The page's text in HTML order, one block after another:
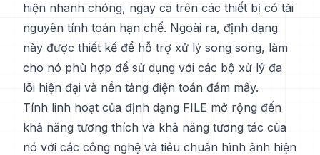
hiện nhanh chóng, ngay cả trên các thiết bị có tài
nguyên tính toán hạn chế. Ngoài ra, định dạng
này được thiết kế để hỗ trợ xử lý song song, làm
cho nó phù hợp để sử dụng với các bộ xử lý đa
lõi hiện đại và nền tảng điện toán đám mây.
Tính linh hoạt của định dạng FILE mở rộng đến
khả năng tương thích và khả năng tương tác của
nó với các công nghệ và tiêu chuẩn hình ảnh hiện